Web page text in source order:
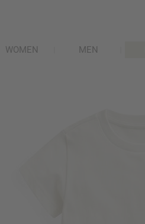
WOMEN MEN